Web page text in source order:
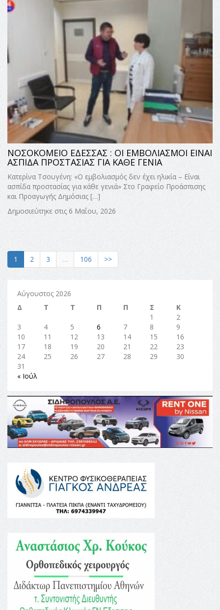
ΝΟΣΟΚΟΜΕΙΟ ΕΔΕΣΣΑΣ : ΟΙ ΕΜΒΟΛΙΑΣΜΟΙ ΕΙΝΑΙ
ΑΣΠΙΔΑ ΠΡΟΣΤΑΣΙΑΣ ΓΙΑ ΚΑΘΕ ΓΕΝΙΑ
Κατερίνα Τσουγένη: «Ο εμβολιασμός δεν έχει ηλικία – Είναι
ασπίδα προστασίας για κάθε γενιά» Στο Γραφείο Προάσπισης
και Προαγωγής Δημόσιας […]
Δημοσιεύτηκε στις 6 Μαΐου, 2026
1 2 3 … 106 >>
Αύγουστος 2026
Δ
Τ Τ Π Π Σ
Κ
1
2
3
4 5 6 7 8
9
10
11 12 13 14 15
16
17
18 19 20 21 22
23
24
25 26 27 28 29
30
31
« Ιούλ